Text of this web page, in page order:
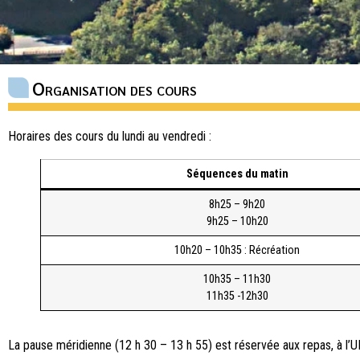
Organisation des cours
Horaires des cours du lundi au vendredi :
Séquences du matin
8h25 – 9h20
9h25 – 10h20
10h20 – 10h35 : Récréation
10h35 – 11h30
11h35 -12h30
La pause méridienne (12 h 30 – 13 h 55) est réservée aux repas, à